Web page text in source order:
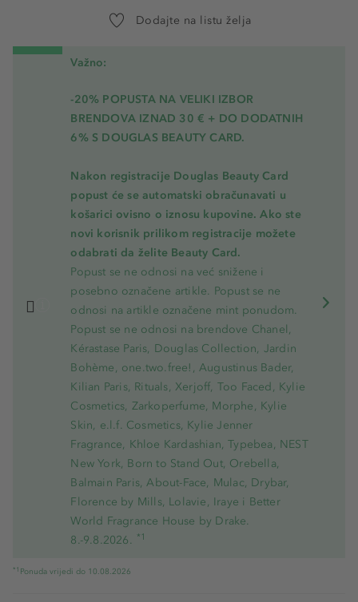
Dodajte na listu želja
Važno:
-20% POPUSTA NA VELIKI IZBOR
BRENDOVA IZNAD 30 € + DO DODATNIH
6% S DOUGLAS BEAUTY CARD.
Nakon registracije Douglas Beauty Card
popust će se automatski obračunavati u
košarici ovisno o iznosu kupovine. Ako ste
novi korisnik prilikom registracije možete
odabrati da želite Beauty Card.
Popust se ne odnosi na već snižene i
posebno označene artikle. Popust se ne
odnosi na artikle označene mint ponudom.
Popust se ne odnosi na brendove Chanel,
Kérastase Paris, Douglas Collection, Jardin
Bohème, one.two.free!, Augustinus Bader,
Kilian Paris, Rituals, Xerjoff, Too Faced, Kylie
Cosmetics, Zarkoperfume, Morphe, Kylie
Skin, e.l.f. Cosmetics, Kylie Jenner
Fragrance, Khloe Kardashian, Typebea, NEST
New York, Born to Stand Out, Orebella,
Balmain Paris, About-Face, Mulac, Drybar,
Florence by Mills, Lolavie, Iraye i Better
World Fragrance House by Drake.
8.-9.8.2026. *1
*1 Ponuda vrijedi do 10.08.2026